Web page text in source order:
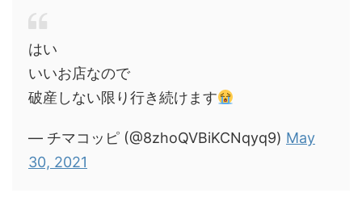
はい
いいお店なので
破産しない限り行き続けます
— チマコッピ (@8zhoQVBiKCNqyq9) May
30, 2021